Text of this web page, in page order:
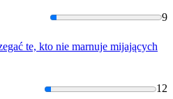
9
te, kto nie marnuje mijających
12